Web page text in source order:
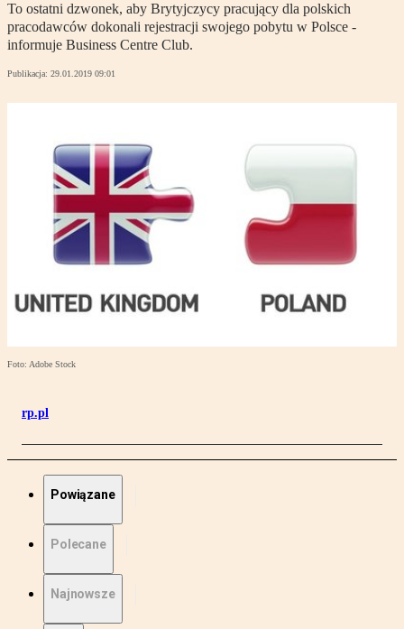
To ostatni dzwonek, aby Brytyjczycy pracujący dla polskich
pracodawców dokonali rejestracji swojego pobytu w Polsce -
informuje Business Centre Club.
Publikacja: 29.01.2019 09:01
Foto: Adobe Stock
rp.pl
Powiązane
Polecane
Najnowsze